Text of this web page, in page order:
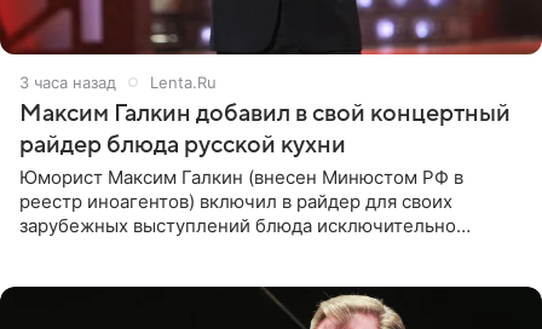
3 часа назад Lenta.Ru
Максим Галкин добавил в свой концертный
райдер блюда русской кухни
Юморист Максим Галкин (внесен Минюстом РФ в
реестр иноагентов) включил в райдер для своих
зарубежных выступлений блюда исключительно